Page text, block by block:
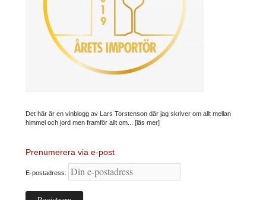
Det här är en vinblogg av Lars Torstenson där jag skriver om allt mellan
himmel och jord men framför allt om... [läs mer]
Prenumerera via e-post
E-postadress: